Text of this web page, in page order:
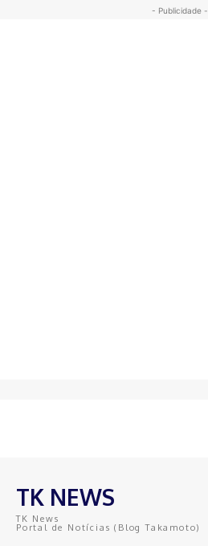
- Publicidade -
TK NEWS
TK News
Portal de Notícias (Blog Takamoto)